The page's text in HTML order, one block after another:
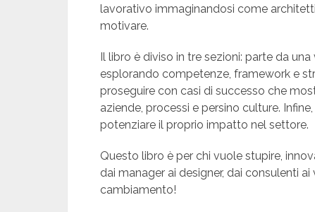
lavorativo immaginandosi come
motivare.
Il libro è diviso in tre sezioni: parte da
esplorando competenze, framework e
proseguire con casi di successo che
aziende, processi e persino culture.
potenziare il proprio impatto nel settore.
Questo libro è per chi vuole stupire,
dai manager ai designer, dai consulenti
cambiamento!